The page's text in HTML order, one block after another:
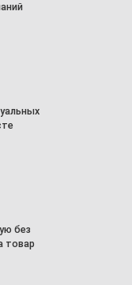
без
товар